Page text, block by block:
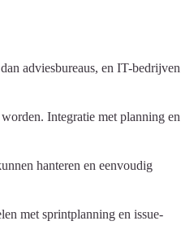
adviesbureaus, en IT-bedrijven
Integratie met planning en
hanteren en eenvoudig
met sprintplanning en issue-